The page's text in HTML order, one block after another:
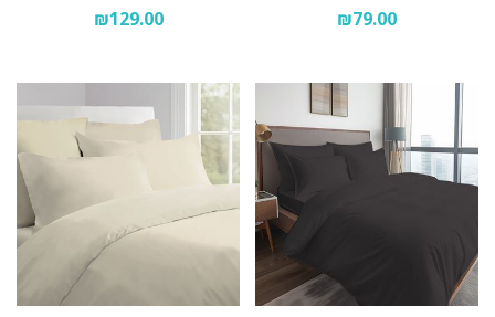
₪79.00
₪129.00